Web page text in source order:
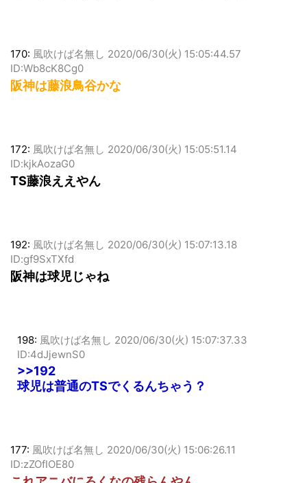
170:風吹けば名無し
ID:Wb8cK8Cg0
阪神は藤浪鳥谷かな
172:風吹けば名無し
ID:kjkAozaG0
TS藤浪ええやん
192:風吹けば名無し
ID:gf9SxTXfd
阪神は球児じゃね
198:風吹けば名無し
ID:4dJjewnS0
>>192
球児は普通のTSでくるんちゃう？
177:風吹けば名無し
ID:zZOfIOE80